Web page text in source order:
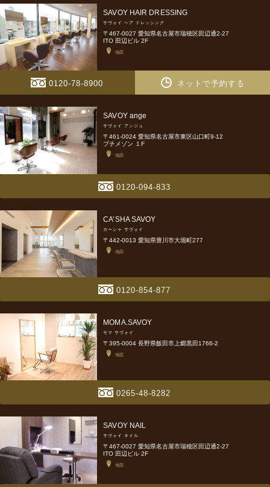
SAVOY HAIR DRESSING
サヴォイ ヘア ドレッシング
〒467-0027 愛知県名古屋市瑞穂区田辺通2-27
ITO 田辺ビル 2F
地図
0120-78-8900 ネットで予約する
SAVOY ange
サヴォイ アンジュ
〒461-0024 愛知県名古屋市東区山口町9-12
プチメゾン １F
地図
0120-094-833
CA’SHA SAVOY
カーシャ サヴォイ
〒442-0013 愛知県豊川市大堀町277
地図
0120-854-877
MOMA.SAVOY
モマ サヴォイ
〒395-0004 長野県飯田市上郷黒田1766-2
地図
0265-48-8282
SAVOY NAIL
サヴォイ ネイル
〒467-0027 愛知県名古屋市瑞穂区田辺通2-27
ITO 田辺ビル 2F
地図